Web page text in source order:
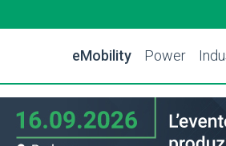
eMobility Power